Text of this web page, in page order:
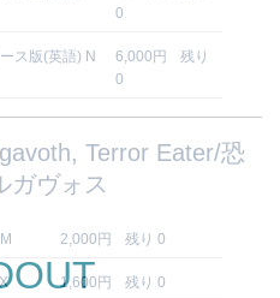
0
ス版(英語) N
6,000円
残り
0
Terror Eater/恐
ガヴォス
2,000円 残り 0
1,600円 残り 0